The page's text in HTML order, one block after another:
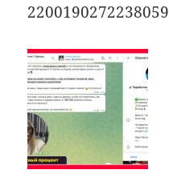
2200190272238059